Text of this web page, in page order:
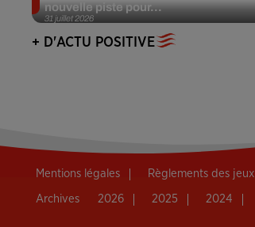
31 juillet 2026
nouvelle piste pour...
+ D'ACTU POSITIVE
Mentions légales Règlements des jeux
Archives 2026 2025 2024